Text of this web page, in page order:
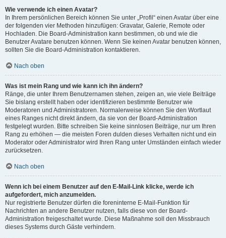
Wie verwende ich einen Avatar?
In Ihrem persönlichen Bereich können Sie unter „Profil“ einen Avatar über eine
der folgenden vier Methoden hinzufügen: Gravatar, Galerie, Remote oder
Hochladen. Die Board-Administration kann bestimmen, ob und wie die
Benutzer Avatare benutzen können. Wenn Sie keinen Avatar benutzen können,
sollten Sie die Board-Administration kontaktieren.
Nach oben
Was ist mein Rang und wie kann ich ihn ändern?
Ränge, die unter Ihrem Benutzernamen stehen, zeigen an, wie viele Beiträge
Sie bislang erstellt haben oder identifizieren bestimmte Benutzer wie
Moderatoren und Administratoren. Normalerweise können Sie den Wortlaut
eines Ranges nicht direkt ändern, da sie von der Board-Administration
festgelegt wurden. Bitte schreiben Sie keine sinnlosen Beiträge, nur um Ihren
Rang zu erhöhen — die meisten Foren dulden dieses Verhalten nicht und ein
Moderator oder Administrator wird Ihren Rang unter Umständen einfach wieder
zurücksetzen.
Nach oben
Wenn ich bei einem Benutzer auf den E-Mail-Link klicke, werde ich
aufgefordert, mich anzumelden.
Nur registrierte Benutzer dürfen die foreninterne E-Mail-Funktion für
Nachrichten an andere Benutzer nutzen, falls diese von der Board-
Administration freigeschaltet wurde. Diese Maßnahme soll den Missbrauch
dieses Systems durch Gäste verhindern.